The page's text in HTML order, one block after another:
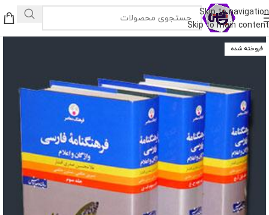
Skip to navigation
Skip to main content
فروخته شده